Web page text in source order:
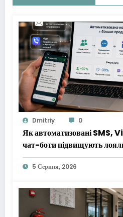
Dmitriy 0
Як автоматизовані SMS,
чат-боти підвищують
зменшують маркетингові
5 Серпня, 2026